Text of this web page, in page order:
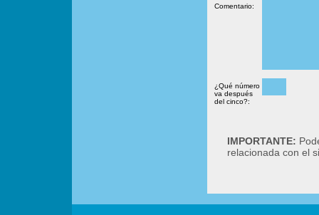
Comentario:
¿Qué número
va después
del cinco?:
IMPORTANTE:
relacionada con el